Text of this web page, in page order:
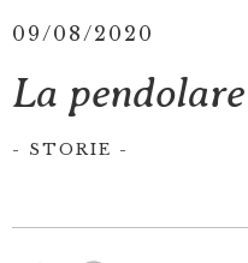
09/08/2020
La
- STORIE